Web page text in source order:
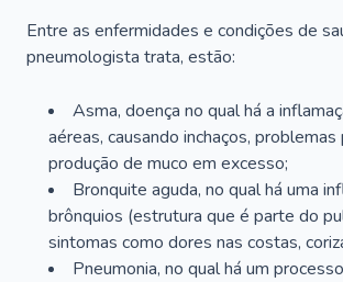
Entre as enfermidades e condições de
pneumologista trata, estão:
Asma, doença no qual há a
aéreas, causando inchaços, problemas
produção de muco em excesso;
Bronquite aguda, no qual há uma
brônquios (estrutura que é parte do
sintomas como dores nas costas,
Pneumonia, no qual há um